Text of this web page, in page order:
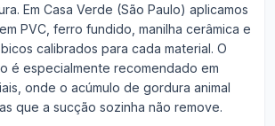
Em Casa Verde (São Paulo) aplicamos
PVC, ferro fundido, manilha cerâmica e
calibrados para cada material. O
é especialmente recomendado em
onde o acúmulo de gordura animal
que a sucção sozinha não remove.